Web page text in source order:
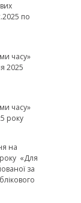
по
часу»
2025
часу»
року
на
«Для
за